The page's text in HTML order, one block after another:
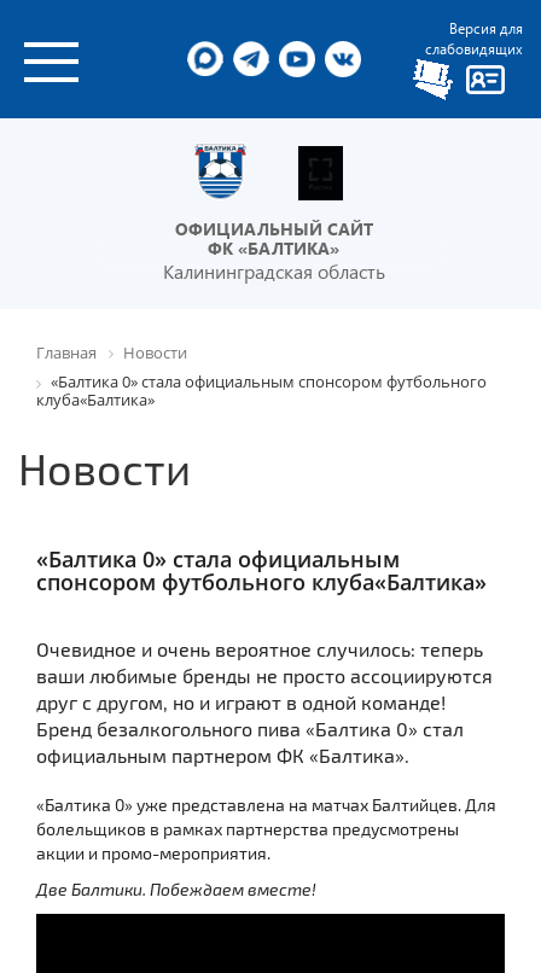
Версия для
слабовидящих
ОФИЦИАЛЬНЫЙ САЙТ
ФК «БАЛТИКА»
Калининградская область
Главная
Новости
«Балтика 0» стала официальным спонсором футбольного
клуба«Балтика»
Новости
«Балтика 0» стала официальным
спонсором футбольного клуба«Балтика»
Очевидное и очень вероятное случилось: теперь
ваши любимые бренды не просто ассоциируются
друг с другом, но и играют в одной команде!
Бренд безалкогольного пива «Балтика 0» стал
официальным партнером ФК «Балтика».
«Балтика 0» уже представлена на матчах Балтийцев. Для
болельщиков в рамках партнерства предусмотрены
акции и промо-мероприятия.
Две Балтики. Побеждаем вместе!